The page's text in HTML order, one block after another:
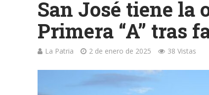
San José tiene la
Primera “A” tras
La Patria 2 de enero de 2025 38 Vistas